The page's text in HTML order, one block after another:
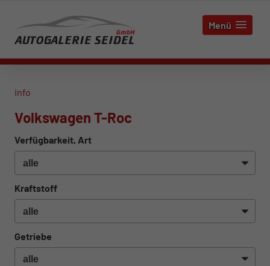
Menü
info
Volkswagen T-Roc
Verfügbarkeit, Art
Kraftstoff
Getriebe